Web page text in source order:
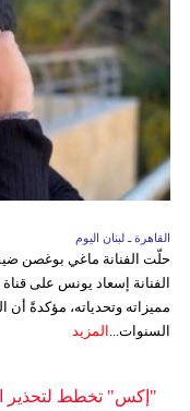
القاهرة ـ لبنان اليوم
حلّت الفنانة ماغي بوغصن
مميزاته وتحدياته، مؤكدةً أن
السنوات...
المزيد
"إكس" تخطط لتحذير